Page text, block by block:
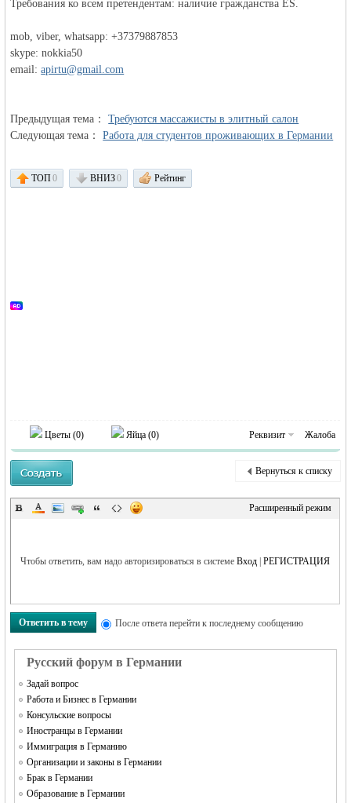
Германии -
Требования ко всем претендентам: наличие гражданства ES.
mob, viber, whatsapp: +37379887853
skype: nokkia50
email:apirtu@gmail.com
Предыдущая тема：Требуются массажисты в элитный салон
Следующая тема：Работа для студентов проживающих в Германии
ТОП0 ВНИЗ0 Рейтинг
Цветы (0) Яйца (0) Реквизит Жалоба
Вернуться к списку
Расширенный режим
Чтобы ответить, вам надо авторизироваться в системеВход |РЕГИСТРАЦИЯ
Ответить в тему После ответа перейти к последнему сообщению
Русский форум в Германии
Задай вопрос
Работа и Бизнес в Германии
Консульские вопросы
Иностранцы в Германии
Иммиграция в Германию
Организации и законы в Германии
Брак в Германии
Образование в Германии